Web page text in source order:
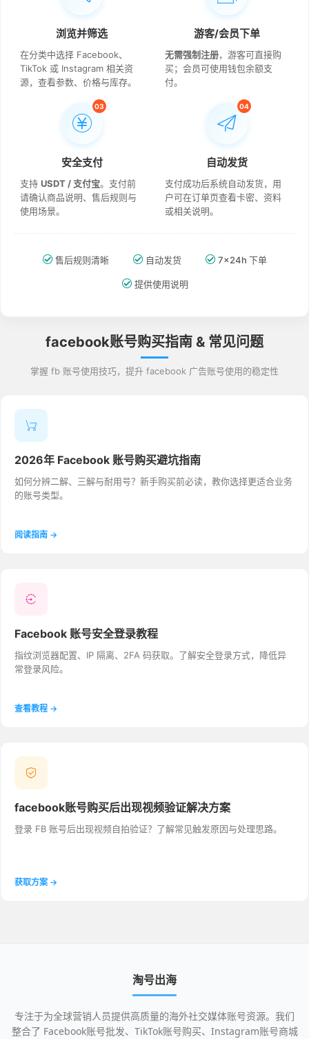
浏览并筛选
在分类中选择 Facebook、
TikTok 或 Instagram 相关资
源，查看参数、价格与库存。
游客/会员下单
无需强制注册，游客可直接购
买；会员可使用钱包余额支
付。
03
安全支付
支持 USDT / 支付宝。支付前
请确认商品说明、售后规则与
使用场景。
04
自动发货
支付成功后系统自动发货，用
户可在订单页查看卡密、资料
或相关说明。
售后规则清晰 自动发货 7×24h 下单
提供使用说明
facebook账号购买指南 & 常见问题
掌握 fb 账号使用技巧，提升 facebook 广告账号使用的稳定性
2026年 Facebook 账号购买避坑指南
如何分辨二解、三解与耐用号？新手购买前必读，教你选择更适合业务
的账号类型。
阅读指南 →
Facebook 账号安全登录教程
指纹浏览器配置、IP 隔离、2FA 码获取。了解安全登录方式，降低异
常登录风险。
查看教程 →
facebook账号购买后出现视频验证解决方案
登录 FB 账号后出现视频自拍验证？了解常见触发原因与处理思路。
获取方案 →
淘号出海
专注于为全球营销人员提供高质量的海外社交媒体账号资源。我们
整合了 Facebook账号批发、TikTok账号购买、Instagram账号商城